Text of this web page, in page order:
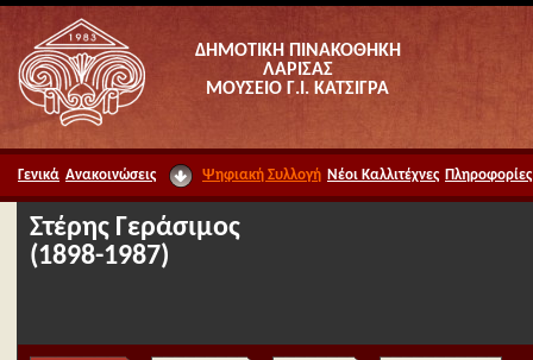
ΔΗΜΟΤΙΚΗ ΠΙΝΑΚΟΘΗΚΗ
ΛΑΡΙΣΑΣ
ΜΟΥΣΕΙΟ Γ.Ι. ΚΑΤΣΙΓΡΑ
Γενικά Ανακοινώσεις Ψηφιακή Συλλογή Νέοι Καλλιτέχνες Πληροφορίες
Στέρης Γεράσιμος
(1898-1987)